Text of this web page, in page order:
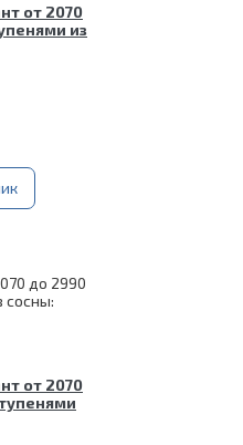
от 2070
из
25 лет
от 2070